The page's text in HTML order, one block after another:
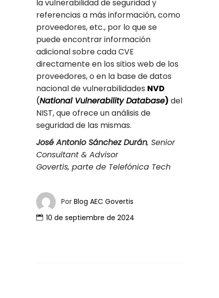
la vulnerabilidad de seguridad y
referencias a más información, como
proveedores, etc., por lo que se
puede encontrar información
adicional sobre cada CVE
directamente en los sitios web de los
proveedores, o en la base de datos
nacional de vulnerabilidades NVD
(National Vulnerability Database) del
NIST, que ofrece un análisis de
seguridad de las mismas.
José Antonio Sánchez Durán, Senior
Consultant & Advisor
Govertis, parte de Telefónica Tech
Por Blog AEC Govertis
10 de septiembre de 2024